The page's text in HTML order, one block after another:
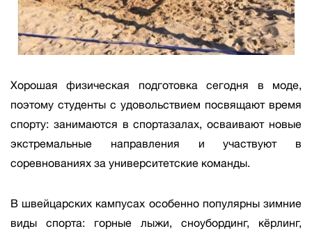
Хорошая физическая подготовка сегодня в моде,
поэтому студенты с удовольствием посвящают время
спорту: занимаются в спортазалах, осваивают новые
экстремальные направления и участвуют в
соревнованиях за университетские команды.
В швейцарских кампусах особенно популярны зимние
виды спорта: горные лыжи, сноубординг, кёрлинг,